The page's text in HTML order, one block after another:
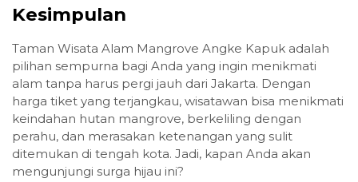
Kesimpulan
Taman Wisata Alam Mangrove Angke Kapuk adalah
pilihan sempurna bagi Anda yang ingin menikmati
alam tanpa harus pergi jauh dari Jakarta. Dengan
harga tiket yang terjangkau, wisatawan bisa menikmati
keindahan hutan mangrove, berkeliling dengan
perahu, dan merasakan ketenangan yang sulit
ditemukan di tengah kota. Jadi, kapan Anda akan
mengunjungi surga hijau ini?